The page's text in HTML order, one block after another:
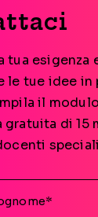
tua esigenza
le tue idee
il
gratuita di 15